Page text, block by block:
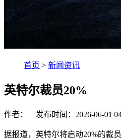
首页 > 新闻资讯
英特尔裁员20%
作者： 发布时间：2026-06-01
据报道，英特尔将启动20%的裁